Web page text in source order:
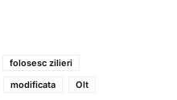
folosesc zilieri
modificata Olt